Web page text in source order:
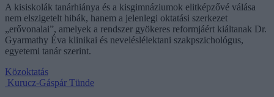
A kisiskolák tanárhiánya és a kisgimnáziumok elitképzővé válása
nem elszigetelt hibák, hanem a jelenlegi oktatási szerkezet
„erővonalai”, amelyek a rendszer gyökeres reformjáért kiáltanak Dr.
Gyarmathy Éva klinikai és neveléslélektani szakpszichológus,
egyetemi tanár szerint.
Közoktatás
Kurucz-Gáspár Tünde